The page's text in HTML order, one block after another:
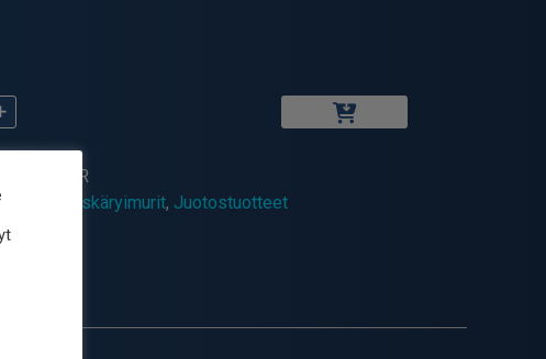
ACFILTER
Juotoskäryimurit, Juotostuotteet